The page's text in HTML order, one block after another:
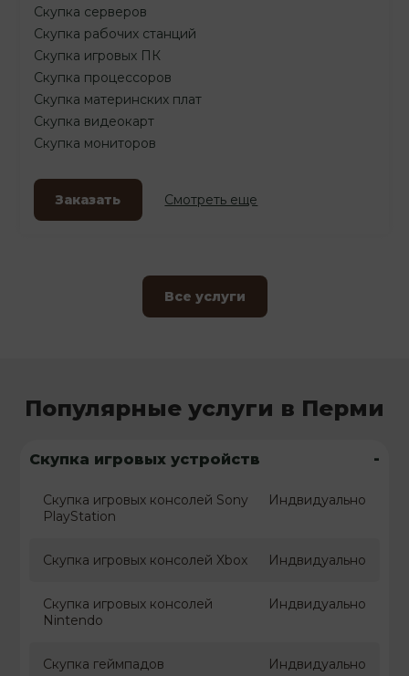
Скупка серверов
Скупка рабочих станций
Скупка игровых ПК
Скупка процессоров
Скупка материнских плат
Скупка видеокарт
Скупка мониторов
Заказать Смотреть еще
Все услуги
Популярные услуги в Перми
Скупка игровых устройств -
Скупка игровых консолей Sony
PlayStation
Индвидуально
Скупка игровых консолей Xbox Индвидуально
Скупка игровых консолей
Nintendo
Индвидуально
Скупка геймпадов Индвидуально